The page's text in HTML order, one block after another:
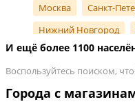
Москва Санкт-
Нижний Новгород
И ещё более 1100
Воспользуйтесь поиском,
Города с